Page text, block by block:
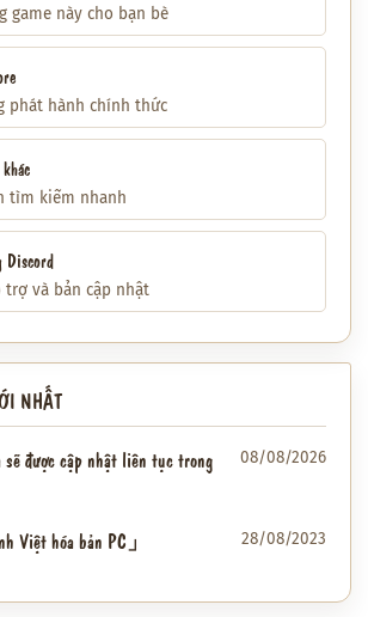
game này cho bạn bè
phát hành chính thức
tìm kiếm nhanh
Discord
trợ và bản cập nhật
NHẤT
sẽ được cập nhật liên tục trong
08/08/2026
Việt hóa bản PC」 28/08/2023